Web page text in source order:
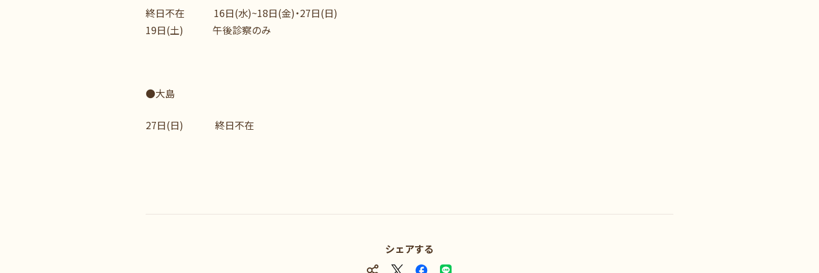
終日不在 16日(水)~18日(金)・27日(日)
19日(土) 午後診察のみ
●大島
27日(日) 終日不在
シェアする